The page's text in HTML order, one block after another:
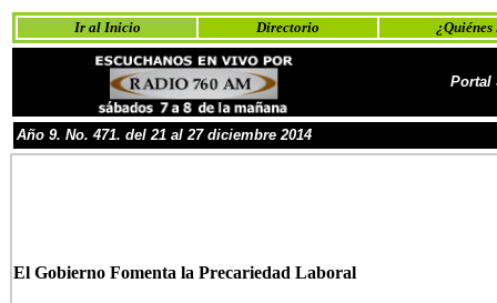
Ir al Inicio Directorio ¿Quiénes
Portal
Año 9. No. 471. del 21 al 27 diciembre2014
El Gobierno Fomenta la Precariedad Laboral